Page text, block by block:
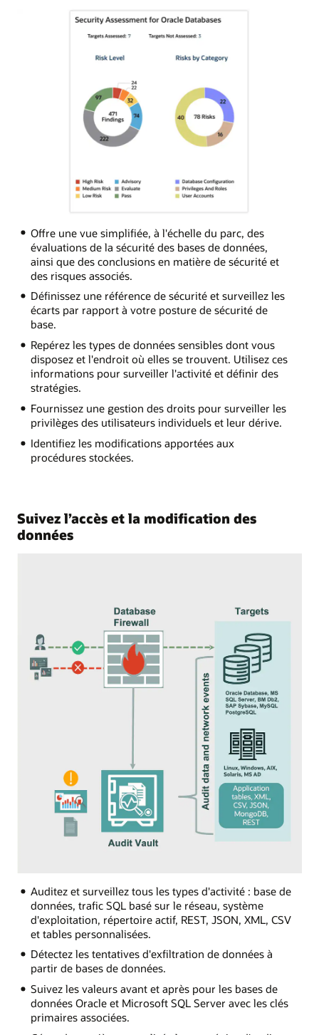
Offre une vue simplifiée, à l'échelle du parc, des
évaluations de la sécurité des bases de données,
ainsi que des conclusions en matière de sécurité et
des risques associés.
Définissez une référence de sécurité et surveillez les
écarts par rapport à votre posture de sécurité de
base.
Repérez les types de données sensibles dont vous
disposez et l'endroit où elles se trouvent. Utilisez ces
informations pour surveiller l'activité et définir des
stratégies.
Fournissez une gestion des droits pour surveiller les
privilèges des utilisateurs individuels et leur dérive.
Identifiez les modifications apportées aux
procédures stockées.
Suivez l’accès et la modification des
données
Auditez et surveillez tous les types d'activité : base de
données, trafic SQL basé sur le réseau, système
d'exploitation, répertoire actif, REST, JSON, XML, CSV
et tables personnalisées.
Détectez les tentatives d'exfiltration de données à
partir de bases de données.
Suivez les valeurs avant et après pour les bases de
données Oracle et Microsoft SQL Server avec les clés
primaires associées.